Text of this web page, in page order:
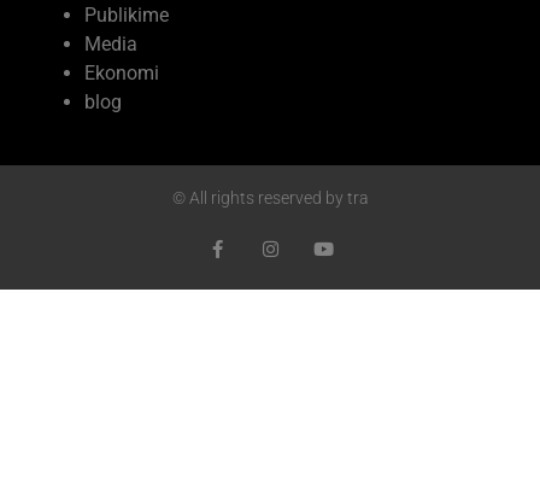
Publikime
Media
Ekonomi
blog
© All rights reserved by tra